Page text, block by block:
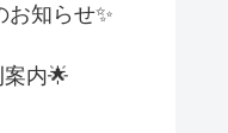
お知らせ✨️
内🌟